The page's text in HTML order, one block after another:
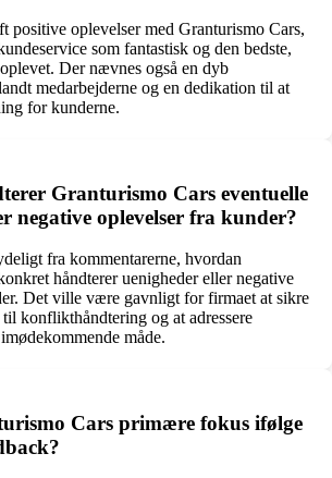
positive oplevelser med Granturismo Cars,
som fantastisk og den bedste,
Der nævnes også en dyb
medarbejderne og en dedikation til at
for kunderne.
Granturismo Cars eventuelle
negative oplevelser fra kunder?
fra kommentarerne, hvordan
håndterer uenigheder eller negative
Det ville være gavnligt for firmaet at sikre
konflikthåndtering og at adressere
måde.
Cars primære fokus ifølge